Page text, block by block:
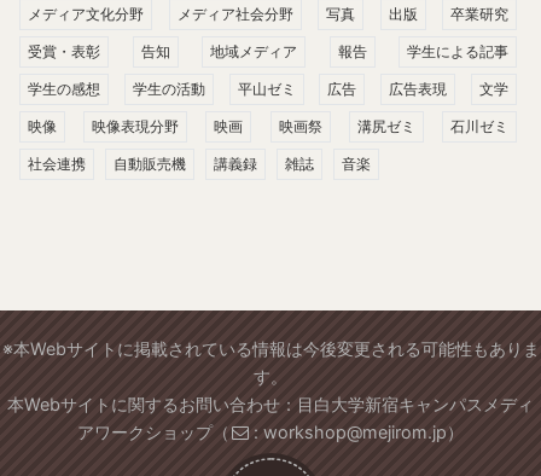
メディア文化分野 メディア社会分野 写真 出版 卒業研究
受賞・表彰 告知 地域メディア 報告 学生による記事
学生の感想 学生の活動 平山ゼミ 広告 広告表現 文学
映像 映像表現分野 映画 映画祭 溝尻ゼミ 石川ゼミ
社会連携 自動販売機 講義録 雑誌 音楽
※本Webサイトに掲載されている情報は今後変更される可能性もありま
す。
本Webサイトに関するお問い合わせ：目白大学新宿キャンパスメディ
アワークショップ（
: workshop@mejirom.jp）